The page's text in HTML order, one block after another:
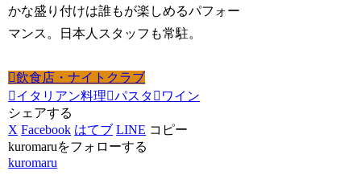
かな盛り付けは誰もが楽しめるパフォー
マンス。日本人スタッフも常駐。
飲食店・ナイトクラブ
イタリアン料理
パスタ
ワイン
シェアする
X Facebook はてブ LINE コピー
kuromaruをフォローする
kuromaru